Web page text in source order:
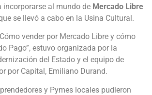
al mundo de Mercado Libre
se llevó a cabo en la Usina Cultural.
vender por Mercado Libre y cómo
Pago”, estuvo organizada por la
del Estado y el equipo de
por Capital, Emiliano Durand.
y Pymes locales pudieron